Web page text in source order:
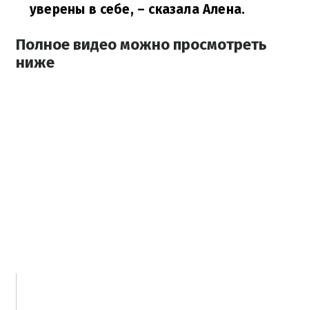
уверены в себе, – сказала Алена.
Полное видео можно просмотреть
ниже